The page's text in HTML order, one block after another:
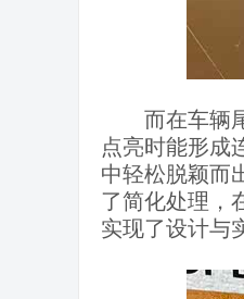
而在车辆
点亮时能形成
中轻松脱颖而
了简化处理，
实现了设计与